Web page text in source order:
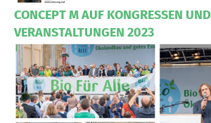
CONCEPT M AUF KONGRESSEN UND
VERANSTALTUNGEN 2023